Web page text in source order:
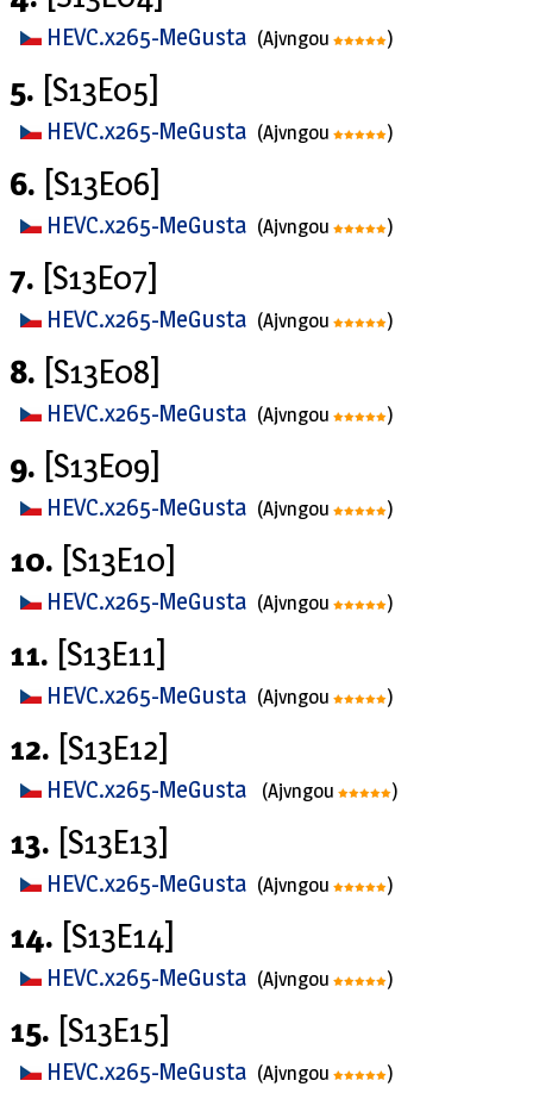
HEVC.x265-MeGusta (Ajvngou )
5. [S13E05]
HEVC.x265-MeGusta (Ajvngou )
6. [S13E06]
HEVC.x265-MeGusta (Ajvngou )
7. [S13E07]
HEVC.x265-MeGusta (Ajvngou )
8. [S13E08]
HEVC.x265-MeGusta (Ajvngou )
9. [S13E09]
HEVC.x265-MeGusta (Ajvngou )
10. [S13E10]
HEVC.x265-MeGusta (Ajvngou )
11. [S13E11]
HEVC.x265-MeGusta (Ajvngou )
12. [S13E12]
HEVC.x265-MeGusta (Ajvngou )
13. [S13E13]
HEVC.x265-MeGusta (Ajvngou )
14. [S13E14]
HEVC.x265-MeGusta (Ajvngou )
15. [S13E15]
HEVC.x265-MeGusta (Ajvngou )